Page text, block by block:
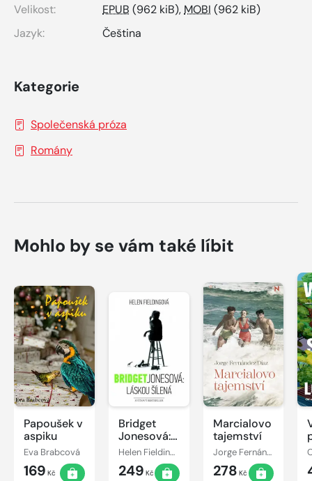
Velikost:
EPUB (962 kiB), MOBI (962 kiB)
Jazyk:
Čeština
Kategorie
Společenská próza
Romány
Mohlo by se vám také líbit
Papoušek v
aspiku
Eva Brabcová
169 Kč
Bridget
Jonesová:
láskou
šílená
Helen Fieldingová
249 Kč
Marcialovo
tajemství
Jorge Fernández Díaz
278 Kč